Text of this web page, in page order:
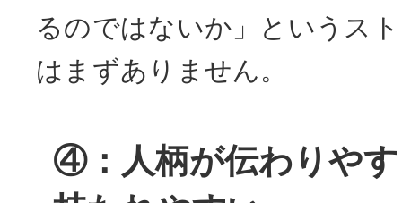
るのではないか」というス
はまずありません。
④：人柄が伝わりや